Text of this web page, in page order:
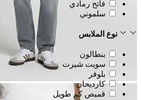
فاتح رمادي
سلموني
نوع الملابس
بنطالون
سويت شيرت
بلوفر
كارديحان
قميص كم طويل